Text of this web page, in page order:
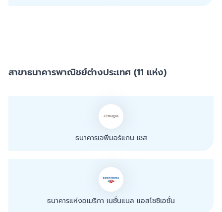
สาขาธนาคารพาณิชย์ต่างประเทศ (11 แห่ง)
ธนาคารเจพีมอร์แกน เชส
ธนาคารแห่งอเมริกา เนชั่นแนล แอสโซซิเอชั่น